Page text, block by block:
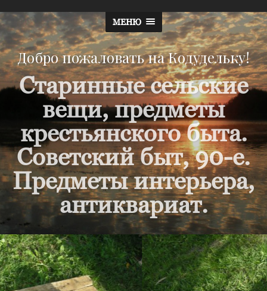
МЕНЮ
Добро пожаловать на Кодудельку!
Старинные сельские
вещи, предметы
крестьянского быта.
Советский быт, 90-е.
Предметы интерьера,
антиквариат.